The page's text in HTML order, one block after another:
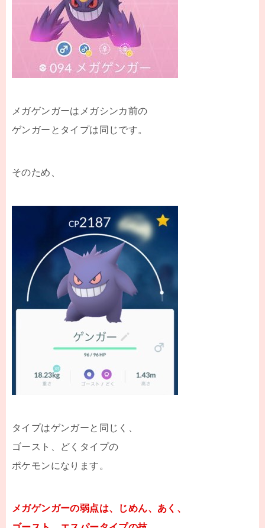
メガゲンガーはメガシンカ前の
ゲンガーとタイプは同じです。
そのため、
タイプはゲンガーと同じく、
ゴースト、どくタイプの
ポケモンになります。
メガゲンガーの弱点は、じめん、あく、